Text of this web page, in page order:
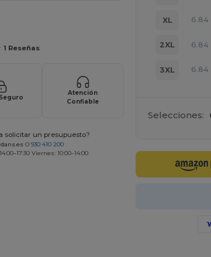
1 Reseñas
Atención
Confiable
solicitar un presupuesto?
O 930 410 200
Viernes: 10:00–14:00
XL 6.84
2XL 6.84
3XL 6.84
Selecciones: